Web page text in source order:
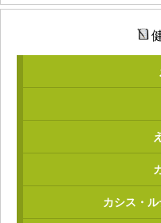
カシス・